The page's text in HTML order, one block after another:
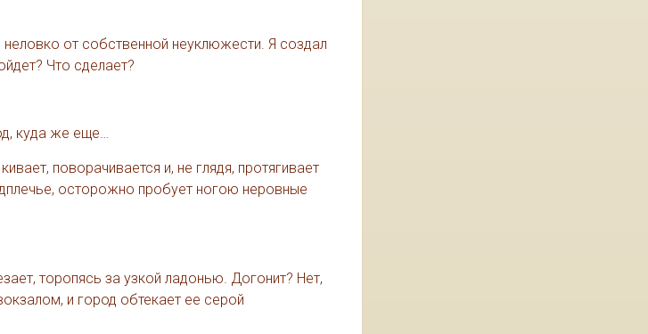
от собственной неуклюжести. Я создал
Что сделает?
куда же еще…
поворачивается и, не глядя, протягивает
осторожно пробует ногою неровные
торопясь за узкой ладонью. Догонит? Нет,
и город обтекает ее серой